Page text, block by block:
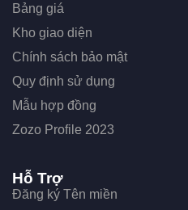
Bảng giá
Kho giao diện
Chính sách bảo mật
Quy định sử dụng
Mẫu hợp đồng
Zozo Profile 2023
Hỗ Trợ
Đăng ký Tên miền